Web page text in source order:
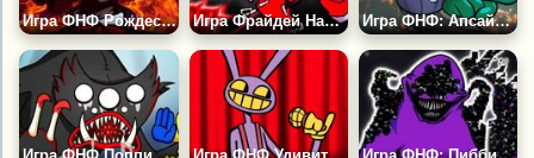
Игра ФНФ Рождество в Округе Игра Фрайдей Найт Фанкин: Аготи Игра ФНФ: Апсайд Трикки